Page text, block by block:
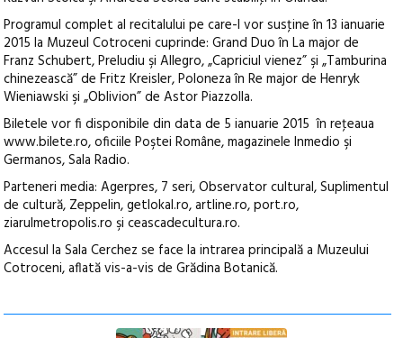
Programul complet al recitalului pe care-l vor susţine în 13 ianuarie
2015 la Muzeul Cotroceni cuprinde: Grand Duo în La major de
Franz Schubert, Preludiu şi Allegro, „Capriciul vienez” şi „Tamburina
chinezească” de Fritz Kreisler, Poloneza în Re major de Henryk
Wieniawski şi „Oblivion” de Astor Piazzolla.
Biletele vor fi disponibile din data de 5 ianuarie 2015 în reţeaua
www.bilete.ro, oficiile Poştei Române, magazinele Inmedio şi
Germanos, Sala Radio.
Parteneri media: Agerpres, 7 seri, Observator cultural, Suplimentul
de cultură, Zeppelin, getlokal.ro, artline.ro, port.ro,
ziarulmetropolis.ro şi ceascadecultura.ro.
Accesul la Sala Cerchez se face la intrarea principală a Muzeului
Cotroceni, aflată vis-a-vis de Grădina Botanică.